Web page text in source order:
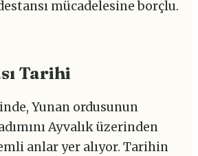
mücadelesine borçlu.
Tarihi
Yunan ordusunun
Ayvalık üzerinden
anlar yer alıyor. Tarihin